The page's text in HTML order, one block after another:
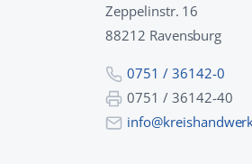
Zeppelinstr. 16
88212 Ravensburg
0751 / 36142-0
0751 / 36142-40